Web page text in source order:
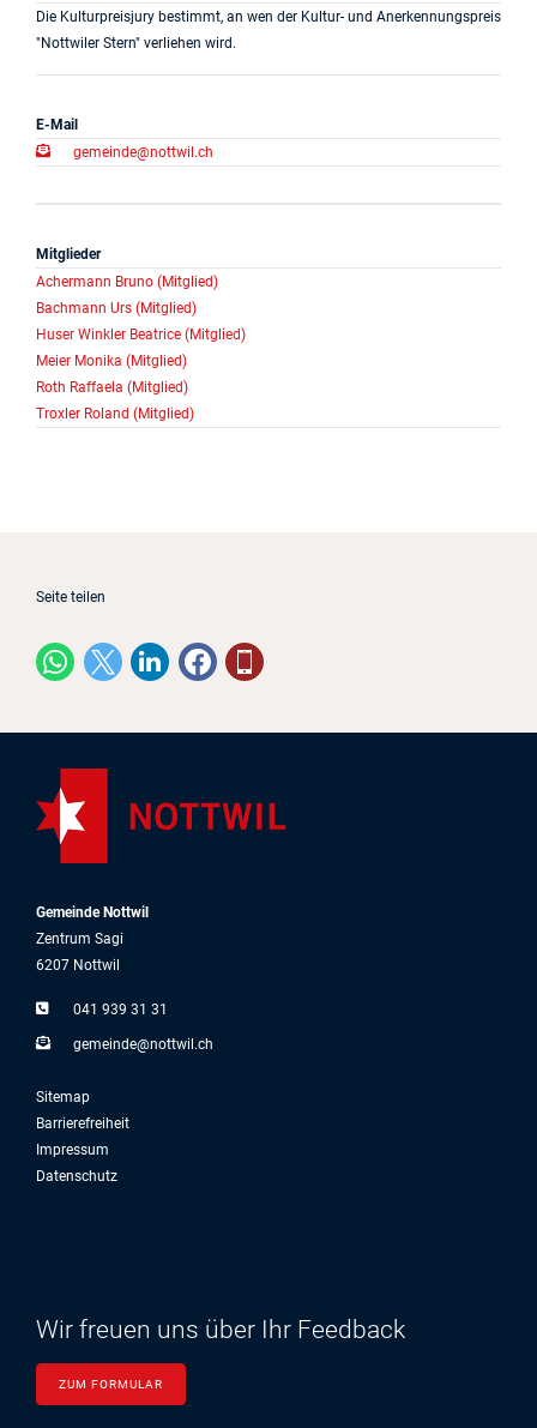
Onlinedienste
News
Anlässe
Projekte
Log in
Die Kulturpreisjury bestimmt, an wen der Kultur- und Anerkennungspreis
"Nottwiler Stern" verliehen wird.
E-Mail
gemeinde@nottwil.ch
Mitglieder
Achermann Bruno (Mitglied)
Bachmann Urs (Mitglied)
Huser Winkler Beatrice (Mitglied)
Meier Monika (Mitglied)
Roth Raffaela (Mitglied)
Troxler Roland (Mitglied)
Seite teilen
Gemeinde Nottwil
Zentrum Sagi
6207 Nottwil
041 939 31 31
g m nd n ttw ch
Sitemap
Barrierefreiheit
Impressum
Datenschutz
Wir freuen uns über Ihr Feedback
ZUM FORMULAR